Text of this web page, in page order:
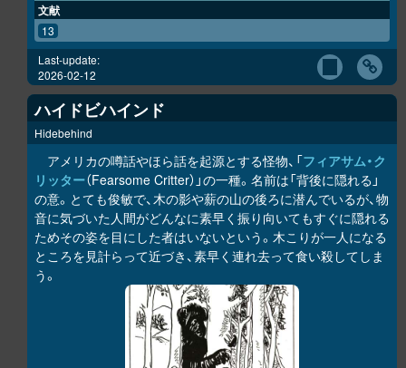
文献
13
Last-update:
2026-02-12
ハイドビハインド
Hidebehind
アメリカの噂話やほら話を起源とする怪物、「フィアサム・ク
リッター（Fearsome Critter）」の一種。名前は「背後に隠れる」
の意。とても俊敏で、木の影や薪の山の後ろに潜んでいるが、物
音に気づいた人間がどんなに素早く振り向いてもすぐに隠れる
ためその姿を目にした者はいないという。木こりが一人になる
ところを見計らって近づき、素早く連れ去って食い殺してしま
う。